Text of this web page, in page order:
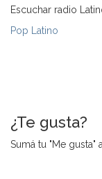
Escuchar radio
Pop Latino
¿Te gusta?
Sumá tu "Me gusta"